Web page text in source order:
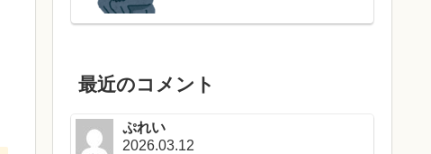
最近のコメント
ぷれい
2026.03.12